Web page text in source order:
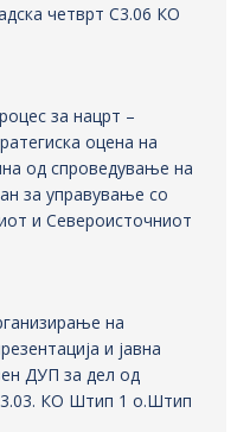
четврт С3.06 КО
за нацрт –
оцена на
од спроведување на
за управување со
и Североисточниот
на
и јавна
ДУП за дел од
КО Штип 1 о.Штип